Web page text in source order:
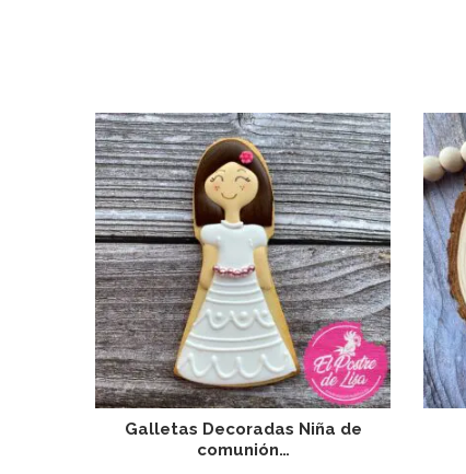
Galletas Decoradas Niña de
comunión…